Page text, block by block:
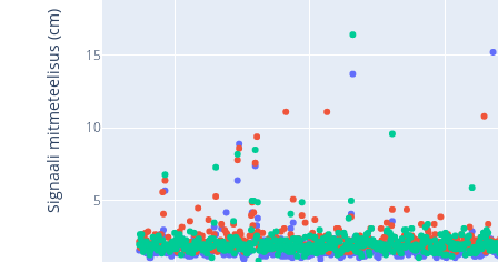
5
10
15
Signaali mitmeteelisus (cm)